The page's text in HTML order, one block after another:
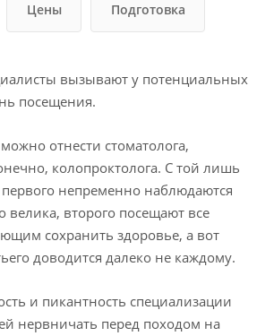
Цены Подготовка
вызывают у потенциальных
посещения.
отнести стоматолога,
колопроктолога. С той лишь
непременно наблюдаются
велика, второго посещают все
сохранить здоровье, а вот
доводится далеко не каждому.
и пикантность специализации
нервничать перед походом на